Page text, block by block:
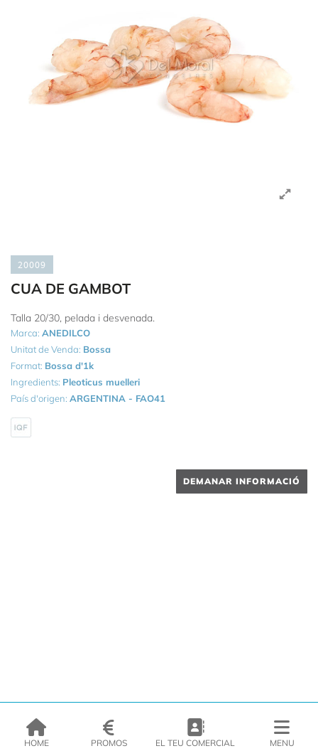
20009
CUA DE GAMBOT
Talla 20/30, pelada i desvenada.
Marca: ANEDILCO
Unitat de Venda: Bossa
Format: Bossa d'1k
Ingredients: Pleoticus muelleri
País d'origen: ARGENTINA - FAO41
DEMANAR INFORMACIÓ
HOME PROMOS EL TEU COMERCIAL MENU